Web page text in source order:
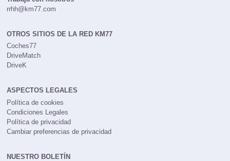
rrhh@km77.com
OTROS SITIOS DE LA RED KM77
Coches77
DriveMatch
DriveK
ASPECTOS LEGALES
Política de cookies
Condiciones Legales
Política de privacidad
Cambiar preferencias de privacidad
NUESTRO BOLETÍN